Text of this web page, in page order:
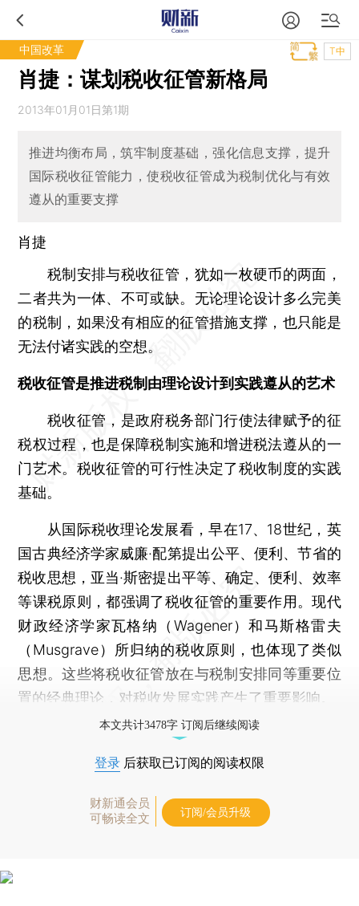
中国改革 T中
肖捷：谋划税收征管新格局
2013年01月01日第1期
推进均衡布局，筑牢制度基础，强化信息支撑，提升
国际税收征管能力，使税收征管成为税制优化与有效
遵从的重要支撑
肖捷
税制安排与税收征管，犹如一枚硬币的两面，
二者共为一体、不可或缺。无论理论设计多么完美
的税制，如果没有相应的征管措施支撑，也只能是
无法付诸实践的空想。
税收征管是推进税制由理论设计到实践遵从的艺术
税收征管，是政府税务部门行使法律赋予的征
税权过程，也是保障税制实施和增进税法遵从的一
门艺术。税收征管的可行性决定了税收制度的实践
基础。
从国际税收理论发展看，早在17、18世纪，英
国古典经济学家威廉·配第提出公平、便利、节省的
税收思想，亚当·斯密提出平等、确定、便利、效率
等课税原则，都强调了税收征管的重要作用。现代
财政经济学家瓦格纳（Wagener）和马斯格雷夫
（Musgrave）所归纳的税收原则，也体现了类似
思想。这些将税收征管放在与税制安排同等重要位
置的经典理论，对税收发展实践产生了重要影响。
本文共计3478字 订阅后继续阅读
登录 后获取已订阅的阅读权限
财新通会员
可畅读全文
订阅/会员升级